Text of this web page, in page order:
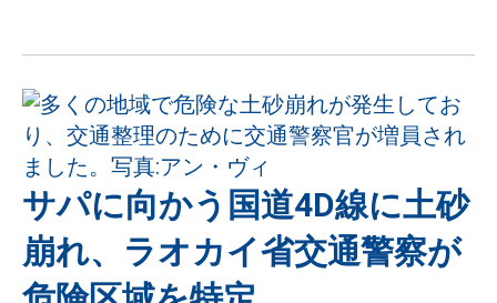
サパに向かう国道4D線に土砂
崩れ、ラオカイ省交通警察が